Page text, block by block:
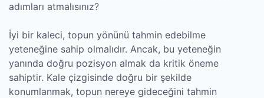
adımları atmalısınız?
İyi bir kaleci, topun yönünü tahmin edebilme
yeteneğine sahip olmalıdır. Ancak, bu yeteneğin
yanında doğru pozisyon almak da kritik öneme
sahiptir. Kale çizgisinde doğru bir şekilde
konumlanmak, topun nereye gideceğini tahmin